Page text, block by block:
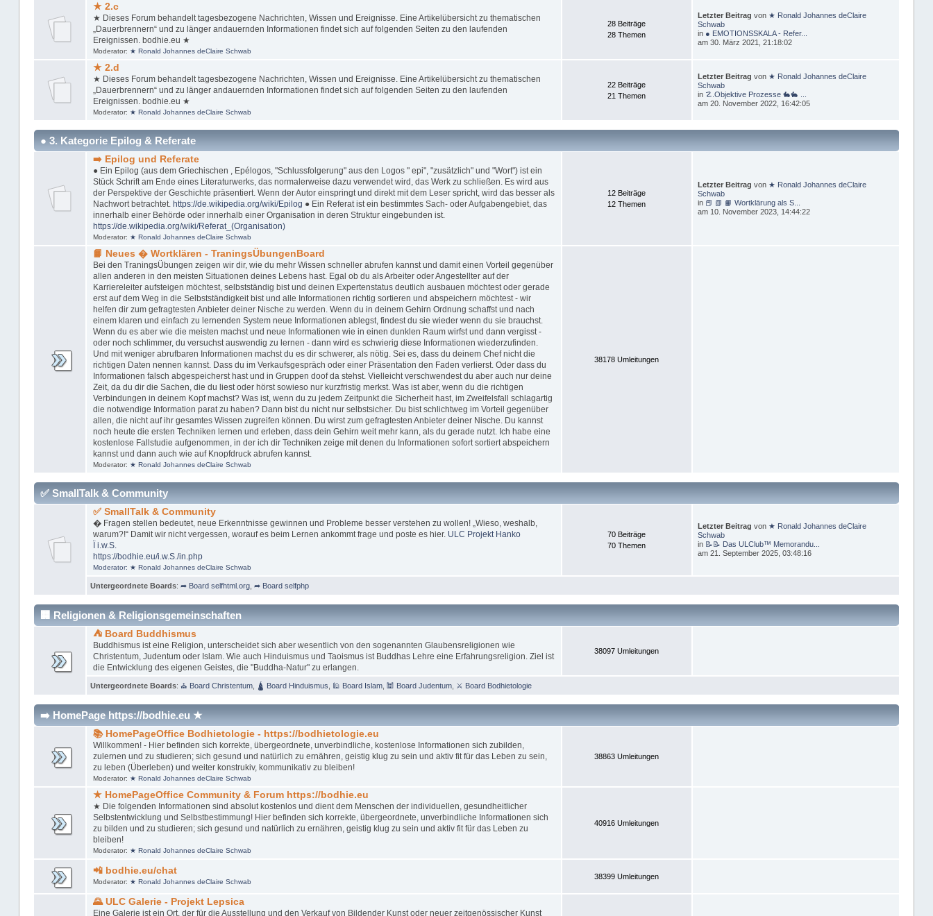
★ 2.c
★ Dieses Forum behandelt tagesbezogene Nachrichten, Wissen und Ereignisse. Eine Artikelübersicht zu thematischen
„Dauerbrennern“ und zu länger andauernden Informationen findet sich auf folgenden Seiten zu den laufenden
Ereignissen. bodhie.eu ★
Moderator: ★ Ronald Johannes deClaire Schwab
28 Beiträge
28 Themen
Letzter Beitrag von ★ Ronald Johannes deClaire
Schwab
in ● EMOTIONSSKALA - Refer...
am 30. März 2021, 21:18:02
★ 2.d
★ Dieses Forum behandelt tagesbezogene Nachrichten, Wissen und Ereignisse. Eine Artikelübersicht zu thematischen
„Dauerbrennern“ und zu länger andauernden Informationen findet sich auf folgenden Seiten zu den laufenden
Ereignissen. bodhie.eu ★
Moderator: ★ Ronald Johannes deClaire Schwab
22 Beiträge
21 Themen
Letzter Beitrag von ★ Ronald Johannes deClaire
Schwab
in ☡.Objektive Prozesse 🐇🐇 ...
am 20. November 2022, 16:42:05
● 3. Kategorie Epilog & Referate
➡️ Epilog und Referate
● Ein Epilog (aus dem Griechischen , Epélogos, "Schlussfolgerung" aus den Logos " epi", "zusätzlich" und "Wort") ist ein
Stück Schrift am Ende eines Literaturwerks, das normalerweise dazu verwendet wird, das Werk zu schließen. Es wird aus
der Perspektive der Geschichte präsentiert. Wenn der Autor einspringt und direkt mit dem Leser spricht, wird das besser als
Nachwort betrachtet. https://de.wikipedia.org/wiki/Epilog ● Ein Referat ist ein bestimmtes Sach- oder Aufgabengebiet, das
innerhalb einer Behörde oder innerhalb einer Organisation in deren Struktur eingebunden ist.
https://de.wikipedia.org/wiki/Referat_(Organisation)
Moderator: ★ Ronald Johannes deClaire Schwab
12 Beiträge
12 Themen
Letzter Beitrag von ★ Ronald Johannes deClaire
Schwab
in 📕 📗 📙 Wortklärung als S...
am 10. November 2023, 14:44:22
📙 Neues � Wortklären - TraningsÜbungenBoard
Bei den TraningsÜbungen zeigen wir dir, wie du mehr Wissen schneller abrufen kannst und damit einen Vorteil gegenüber
allen anderen in den meisten Situationen deines Lebens hast. Egal ob du als Arbeiter oder Angestellter auf der
Karriereleiter aufsteigen möchtest, selbstständig bist und deinen Expertenstatus deutlich ausbauen möchtest oder gerade
erst auf dem Weg in die Selbstständigkeit bist und alle Informationen richtig sortieren und abspeichern möchtest - wir
helfen dir zum gefragtesten Anbieter deiner Nische zu werden. Wenn du in deinem Gehirn Ordnung schaffst und nach
einem klaren und einfach zu lernenden System neue Informationen ablegst, findest du sie wieder wenn du sie brauchst.
Wenn du es aber wie die meisten machst und neue Informationen wie in einen dunklen Raum wirfst und dann vergisst -
oder noch schlimmer, du versuchst auswendig zu lernen - dann wird es schwierig diese Informationen wiederzufinden.
Und mit weniger abrufbaren Informationen machst du es dir schwerer, als nötig. Sei es, dass du deinem Chef nicht die
richtigen Daten nennen kannst. Dass du im Verkaufsgespräch oder einer Präsentation den Faden verlierst. Oder dass du
Informationen falsch abgespeicherst hast und in Gruppen doof da stehst. Vielleicht verschwendest du aber auch nur deine
Zeit, da du dir die Sachen, die du liest oder hörst sowieso nur kurzfristig merkst. Was ist aber, wenn du die richtigen
Verbindungen in deinem Kopf machst? Was ist, wenn du zu jedem Zeitpunkt die Sicherheit hast, im Zweifelsfall schlagartig
die notwendige Information parat zu haben? Dann bist du nicht nur selbstsicher. Du bist schlichtweg im Vorteil gegenüber
allen, die nicht auf ihr gesamtes Wissen zugreifen können. Du wirst zum gefragtesten Anbieter deiner Nische. Du kannst
noch heute die ersten Techniken lernen und erleben, dass dein Gehirn weit mehr kann, als du gerade nutzt. Ich habe eine
kostenlose Fallstudie aufgenommen, in der ich dir Techniken zeige mit denen du Informationen sofort sortiert abspeichern
kannst und dann auch wie auf Knopfdruck abrufen kannst.
Moderator: ★ Ronald Johannes deClaire Schwab
38178 Umleitungen
✅ SmallTalk & Community
✅ SmallTalk & Community
� Fragen stellen bedeutet, neue Erkenntnisse gewinnen und Probleme besser verstehen zu wollen! „Wieso, weshalb,
warum?!“ Damit wir nicht vergessen, worauf es beim Lernen ankommt frage und poste es hier. ULC Projekt Hanko
Ï i.w.S.
https://bodhie.eu/i.w.S./in.php
Moderator: ★ Ronald Johannes deClaire Schwab
70 Beiträge
70 Themen
Letzter Beitrag von ★ Ronald Johannes deClaire
Schwab
in 📝📝 Das ULClub™ Memorandu...
am 21. September 2025, 03:48:16
Untergeordnete Boards: ➦ Board selfhtml.org, ➦ Board selfphp
🏢 Religionen & Religionsgemeinschaften
⛺ Board Buddhismus
Buddhismus ist eine Religion, unterscheidet sich aber wesentlich von den sogenannten Glaubensreligionen wie
Christentum, Judentum oder Islam. Wie auch Hinduismus und Taoismus ist Buddhas Lehre eine Erfahrungsreligion. Ziel ist
die Entwicklung des eigenen Geistes, die "Buddha-Natur" zu erlangen.
38097 Umleitungen
Untergeordnete Boards: ⛪ Board Christentum, 🛕 Board Hinduismus 🕌 Board Islam, 🕍 Board Judentum, ⚔ Board Bodhietologie
➡️ HomePage https://bodhie.eu ★
📚 HomePageOffice Bodhietologie - https://bodhietologie.eu
Willkommen! - Hier befinden sich korrekte, übergeordnete, unverbindliche, kostenlose Informationen sich zubilden,
zulernen und zu studieren; sich gesund und natürlich zu ernähren, geistig klug zu sein und aktiv fit für das Leben zu sein,
zu leben (Überleben) und weiter konstrukiv, kommunikativ zu bleiben!
Moderator: ★ Ronald Johannes deClaire Schwab
38863 Umleitungen
★ HomePageOffice Community & Forum https://bodhie.eu
★ Die folgenden Informationen sind absolut kostenlos und dient dem Menschen der individuellen, gesundheitlicher
Selbstentwicklung und Selbstbestimmung! Hier befinden sich korrekte, übergeordnete, unverbindliche Informationen sich
zu bilden und zu studieren; sich gesund und natürlich zu ernähren, geistig klug zu sein und aktiv fit für das Leben zu
bleiben!
Moderator: ★ Ronald Johannes deClaire Schwab
40916 Umleitungen
📲 bodhie.eu/chat
Moderator: ★ Ronald Johannes deClaire Schwab
38399 Umleitungen
🌄 ULC Galerie - Projekt Lepsica
Eine Galerie ist ein Ort, der für die Ausstellung und den Verkauf von Bildender Kunst oder neuer zeitgenössischer Kunst